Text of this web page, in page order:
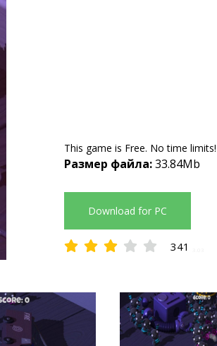
This game is Free. No time limits!
Размер файла:33.84Mb
Download for PC
341